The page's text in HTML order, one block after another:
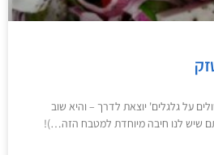
על גלגלים' יוצאת לדרך – והיא שוב
שיש לנו חיבה מיוחדת למטבח הזה…)!